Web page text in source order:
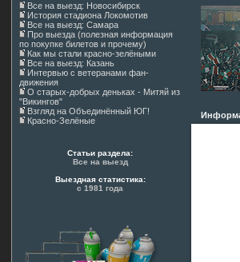
Все на выезд: Новосибирск
История стадиона Локомотив
Все на выезд: Самара
Про выезда (полезная информация
по покупке билетов и прочему)
Как мы стали красно-зелёными
Все на выезд: Казань
Интервью с ветеранами фан-
движения
О старых-добрых деньках - Митяй из
"Викингов"
Взгляд на Объединённый ЮГ!
Красно-Зелёные
Статьи раздела:
Все на выезд
Выездная статистика:
с 1981 года